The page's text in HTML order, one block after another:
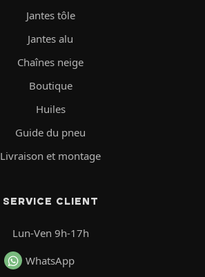
Jantes tôle
Jantes alu
Chaînes neige
Boutique
Huiles
Guide du pneu
Livraison et montage
SERVICE CLIENT
Lun-Ven 9h-17h
WhatsApp